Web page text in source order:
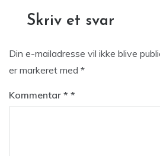
Skriv et svar
Din e-mailadresse vil ikke blive
er markeret med *
Kommentar *